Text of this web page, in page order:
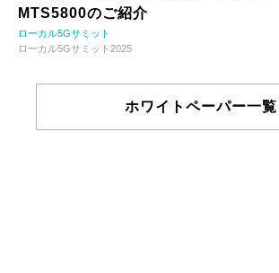
MTS5800のご紹介
ローカル5Gサミット
ローカル5Gサミット2025
ホワイトペーパー一覧